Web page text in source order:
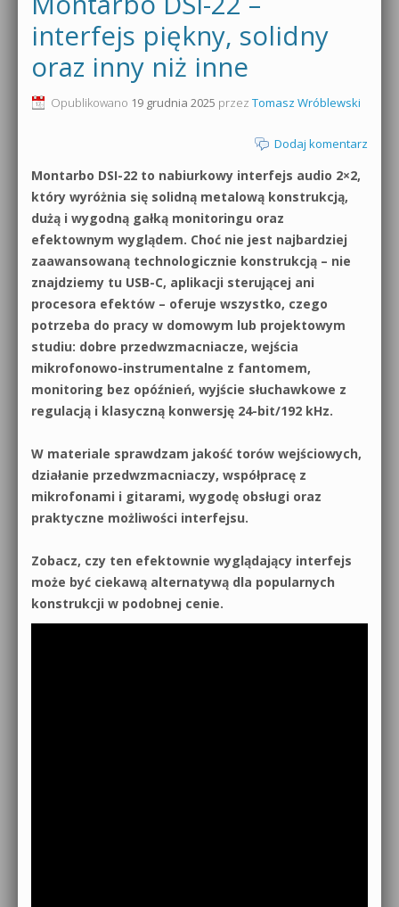
Produkcja muzyczna od podstaw
Sylenth1 od podstaw
Kontakt 5 Kompendium
Pakiety
0dB.pl - informacje
Newsletter
Materiały dla mediów
Regulamin
Działanie sklepu internetowego
Wyszukiwanie
interfejs piękny, solidny
oraz inny niż inne
Opublikowano 19 grudnia 2025 przez Tomasz Wróblewski
Dodaj komentarz
Montarbo DSI-22 to nabiurkowy interfejs audio 2×2,
który wyróżnia się solidną metalową konstrukcją,
dużą i wygodną gałką monitoringu oraz
efektownym wyglądem. Choć nie jest najbardziej
zaawansowaną technologicznie konstrukcją – nie
znajdziemy tu USB-C, aplikacji sterującej ani
procesora efektów – oferuje wszystko, czego
potrzeba do pracy w domowym lub projektowym
studiu: dobre przedwzmacniacze, wejścia
mikrofonowo-instrumentalne z fantomem,
monitoring bez opóźnień, wyjście słuchawkowe z
regulacją i klasyczną konwersję 24-bit/192 kHz.
W materiale sprawdzam jakość torów wejściowych,
działanie przedwzmacniaczy, współpracę z
mikrofonami i gitarami, wygodę obsługi oraz
praktyczne możliwości interfejsu.
Zobacz, czy ten efektownie wyglądający interfejs
może być ciekawą alternatywą dla popularnych
konstrukcji w podobnej cenie.